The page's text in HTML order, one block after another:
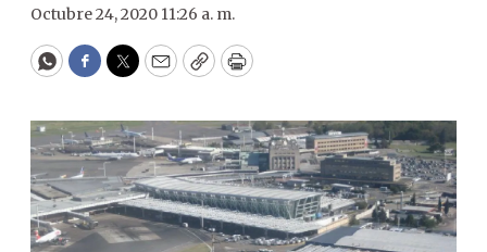
Octubre 24, 2020 11:26 a. m.
WhatsApp
Facebook
Twitter
EmailCopyPrint